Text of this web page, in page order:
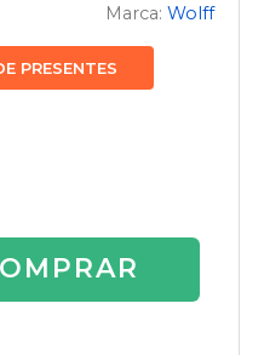
Wolff
PRESENTES